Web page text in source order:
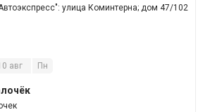
улица Коминтерна; дом 47/102
авг Пн